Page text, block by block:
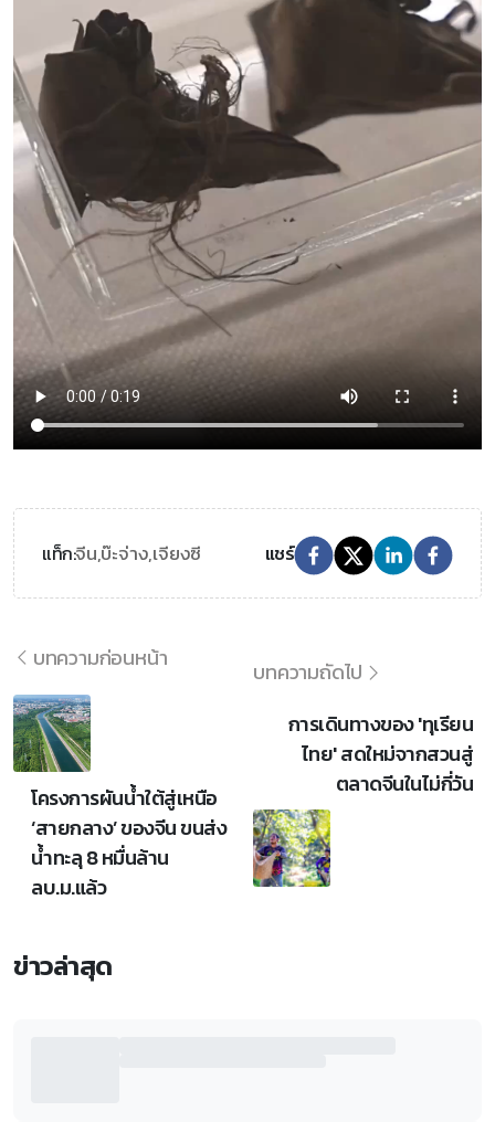
แท็ก:จีน,บ๊ะจ่าง,เจียงซี แชร์
บทความก่อนหน้า
โครงการผันน้ำใต้สู่เหนือ
‘สายกลาง’ ของจีน ขนส่ง
น้ำทะลุ 8 หมื่นล้าน
ลบ.ม.แล้ว
บทความถัดไป
การเดินทางของ 'ทุเรียน
ไทย' สดใหม่จากสวนสู่
ตลาดจีนในไม่กี่วัน
ข่าวล่าสุด